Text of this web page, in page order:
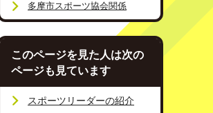
多摩市スポーツ協会関係
このページを見た人は次の
ページも見ています
スポーツリーダーの紹介